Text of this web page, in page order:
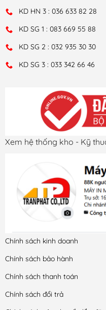
KD HN 3 : 036 633 82 28
KD SG 1 : 083 669 55 88
KD SG 2 : 032 935 30 30
KD SG 3 : 033 342 66 46
Xem hệ thống kho - Kỹ
Chính sách kinh doanh
Chính sách bảo hành
Chính sách thanh toán
Chính sách đổi trả